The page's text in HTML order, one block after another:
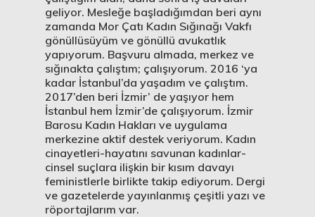
geliyor. Mesleğe başladığımdan beri aynı
zamanda Mor Çatı Kadın Sığınağı Vakfı
gönüllüsüyüm ve gönüllü avukatlık
yapıyorum. Başvuru almada, merkez ve
sığınakta çalıştım; çalışıyorum. 2016 ‘ya
kadar İstanbul’da yaşadım ve çalıştım.
2017’den beri İzmir’ de yaşıyor hem
İstanbul hem İzmir’de çalışıyorum. İzmir
Barosu Kadın Hakları ve uygulama
merkezine aktif destek veriyorum. Kadın
cinayetleri-hayatını savunan kadınlar-
cinsel suçlara ilişkin bir kısım davayı
feministlerle birlikte takip ediyorum. Dergi
ve gazetelerde yayınlanmış çeşitli yazı ve
röportajlarım var.